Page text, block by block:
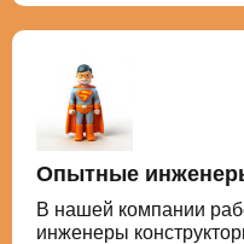
Опытные
В нашей компании
инженеры